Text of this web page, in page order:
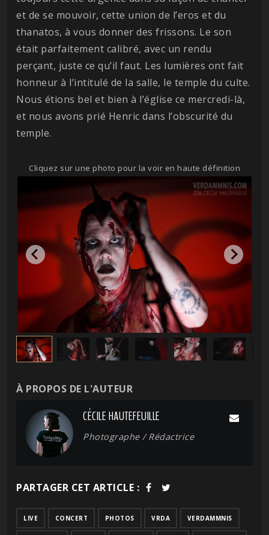
et de se mouvoir, cette union de l’eros et du
thanatos, à vous donner des frissons. Le son
était parfaitement calibré, avec un rendu
perçant, juste ce qu’il faut. Les lumières ont fait
honneur à l’intitulé de la salle, le temple du culte.
Nous étions bel et bien à l’église ce mercredi-là,
et nous avons prié Henric dans l’obscurité du
temple.
Cliquez sur une photo pour la voir en haute définition
À PROPOS DE L'AUTEUR
CÉCILE HAUTEFEUILLE
Photographe / Rédactrice
PARTAGER CET ARTICLE :
LIVE CONCERT PHOTOS VRDA VERDAMMNIS